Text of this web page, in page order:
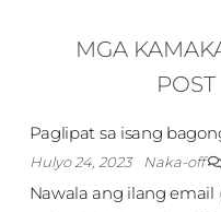
MGA
POST
Paglipat sa isang
Hulyo 24, 2023 Naka-off
Nawala ang ilang email